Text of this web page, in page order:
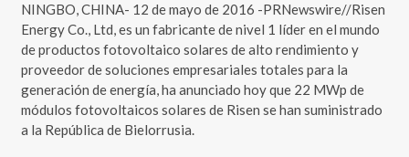
NINGBO, CHINA- 12 de mayo de 2016 -PRNewswire//Risen
Energy Co., Ltd, es un fabricante de nivel 1 líder en el mundo
de productos fotovoltaico solares de alto rendimiento y
proveedor de soluciones empresariales totales para la
generación de energía, ha anunciado hoy que 22 MWp de
módulos fotovoltaicos solares de Risen se han suministrado
a la República de Bielorrusia.